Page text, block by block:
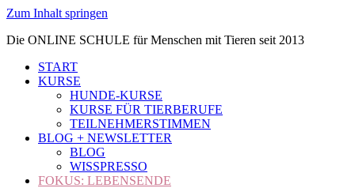
Zum Inhalt springen
Die ONLINE SCHULE für Menschen mit Tieren seit 2013
START
KURSE
HUNDE-KURSE
KURSE FÜR TIERBERUFE
TEILNEHMERSTIMMEN
BLOG + NEWSLETTER
BLOG
WISSPRESSO
FOKUS: LEBENSENDE